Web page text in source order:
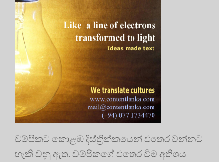
චම්පිකට කොළඹ දිස්ත්‍රික්කයෙන් එතෙර වන්නට
හැකි වනු ඇත. චම්පිකගේ එතෙර වීම අතිශය